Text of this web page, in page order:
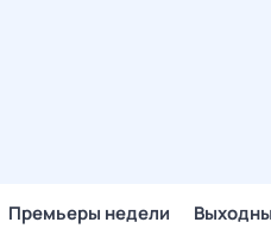
Премьеры недели